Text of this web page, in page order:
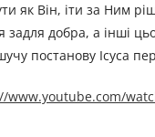
як Він, іти за Ним
задля добра, а інші
постанову Ісуса
www.youtube.com/